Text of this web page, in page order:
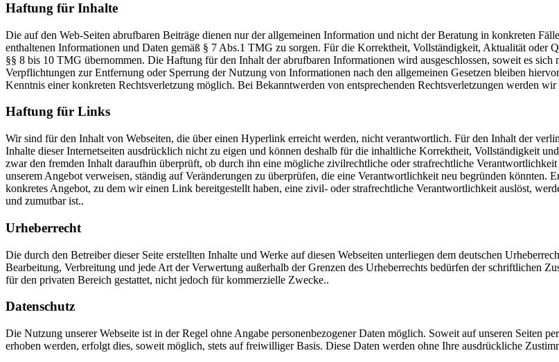
Haftung für Inhalte
Die auf den Web-Seiten abrufbaren Beiträge dienen nur der allgemeinen Information und nicht der Beratung in konkreten
enthaltenen Informationen und Daten gemäß § 7 Abs.1 TMG zu sorgen. Für die Korrektheit, Vollständigkeit, Aktualität oder
§§ 8 bis 10 TMG übernommen. Die Haftung für den Inhalt der abrufbaren Informationen wird ausgeschlossen, soweit es
Verpflichtungen zur Entfernung oder Sperrung der Nutzung von Informationen nach den allgemeinen Gesetzen bleiben
Kenntnis einer konkreten Rechtsverletzung möglich. Bei Bekanntwerden von entsprechenden Rechtsverletzungen werden wir
Haftung für Links
Wir sind für den Inhalt von Webseiten, die über einen Hyperlink erreicht werden, nicht verantwortlich. Für den Inhalt der
Inhalte dieser Internetseiten ausdrücklich nicht zu eigen und können deshalb für die inhaltliche Korrektheit, Vollständigkeit
zwar den fremden Inhalt daraufhin überprüft, ob durch ihn eine mögliche zivilrechtliche oder strafrechtliche
unserem Angebot verweisen, ständig auf Veränderungen zu überprüfen, die eine Verantwortlichkeit neu begründen könnten.
konkretes Angebot, zu dem wir einen Link bereitgestellt haben, eine zivil- oder strafrechtliche Verantwortlichkeit auslöst,
und zumutbar ist..
Urheberrecht
Die durch den Betreiber dieser Seite erstellten Inhalte und Werke auf diesen Webseiten unterliegen dem deutschen
Bearbeitung, Verbreitung und jede Art der Verwertung außerhalb der Grenzen des Urheberrechts bedürfen der schriftlichen
für den privaten Bereich gestattet, nicht jedoch für kommerzielle Zwecke..
Datenschutz
Die Nutzung unserer Webseite ist in der Regel ohne Angabe personenbezogener Daten möglich. Soweit auf unseren Seiten
erhoben werden, erfolgt dies, soweit möglich, stets auf freiwilliger Basis. Diese Daten werden ohne Ihre ausdrückliche